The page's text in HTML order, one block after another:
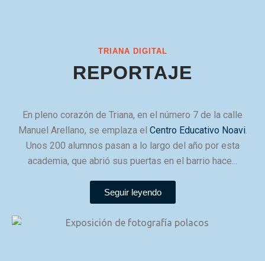
TRIANA DIGITAL
REPORTAJE
En pleno corazón de Triana, en el número 7 de la calle
Manuel Arellano, se emplaza el Centro Educativo Noavi.
Unos 200 alumnos pasan a lo largo del año por esta
academia, que abrió sus puertas en el barrio hace...
Seguir leyendo